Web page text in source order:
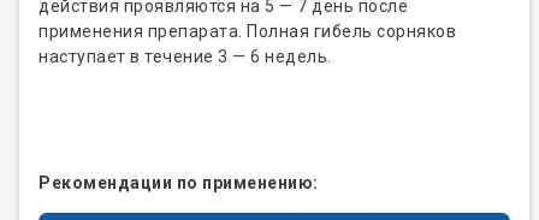
действия проявляются на 5 — 7 день после
применения препарата. Полная гибель сорняков
наступает в течение 3 — 6 недель.
Рекомендации по применению: